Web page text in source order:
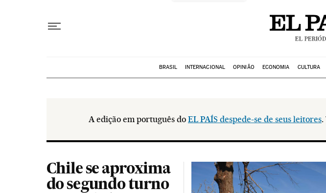
BRASIL INTERNACIONAL OPINIÃO ECONOMIA CULTURA
A edição em português do EL PAÍS despede-se de seus leitores.
Chile se aproxima
do segundo turno